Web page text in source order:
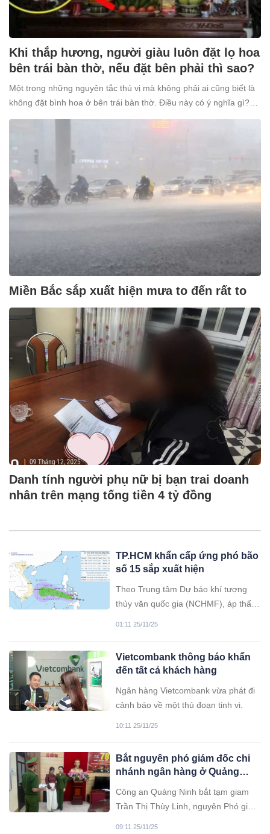
Khi thắp hương, người giàu luôn đặt lọ hoa
bên trái bàn thờ, nếu đặt bên phải thì sao?
Một trong những nguyên tắc thú vị mà không phải ai cũng biết là
không đặt bình hoa ở bên trái bàn thờ. Điều này có ý nghĩa gì?
Tại sao nhiều người giàu lại kiêng kỵ điều này?
Miền Bắc sắp xuất hiện mưa to đến rất to
Danh tính người phụ nữ bị bạn trai doanh
nhân trên mạng tống tiền 4 tỷ đồng
TP.HCM khẩn cấp ứng phó bão
số 15 sắp xuất hiện
Theo Trung tâm Dự báo khí tượng
thủy văn quốc gia (NCHMF), áp thấp
cấp các biện pháp ứng phó.
01:11 25/11/25
Vietcombank thông báo khẩn
đến tất cả khách hàng
Ngân hàng Vietcombank vừa phát đi
cảnh báo về một thủ đoạn tinh vi.
10:11 25/11/25
Bắt nguyên phó giám đốc chi
nhánh ngân hàng ở Quảng
Công an Quảng Ninh bắt tạm giam
Trần Thị Thùy Linh, nguyên Phó giám
09:11 25/11/25